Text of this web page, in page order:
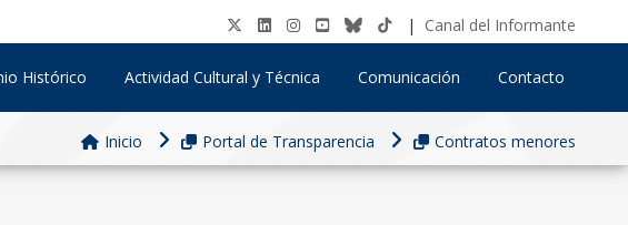
| Canal del Informante
Histórico Actividad Cultural y Técnica Comunicación Contacto
Inicio Portal de Transparencia Contratos menores